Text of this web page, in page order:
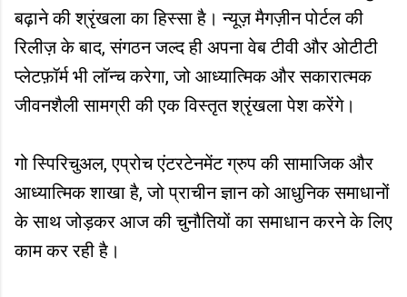
बढ़ाने की श्रृंखला का हिस्सा है। न्यूज़ मैगज़ीन पोर्टल की
रिलीज़ के बाद, संगठन जल्द ही अपना वेब टीवी और ओटीटी
प्लेटफ़ॉर्म भी लॉन्च करेगा, जो आध्यात्मिक और सकारात्मक
जीवनशैली सामग्री की एक विस्तृत श्रृंखला पेश करेंगे।
गो स्पिरिचुअल, एप्रोच एंटरटेनमेंट ग्रुप की सामाजिक और
आध्यात्मिक शाखा है, जो प्राचीन ज्ञान को आधुनिक समाधानों
के साथ जोड़कर आज की चुनौतियों का समाधान करने के लिए
काम कर रही है।